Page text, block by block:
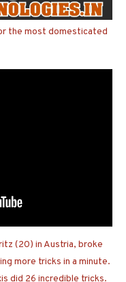
the most domesticated
(20) in Austria, broke
more tricks in a minute.
did 26 incredible tricks.